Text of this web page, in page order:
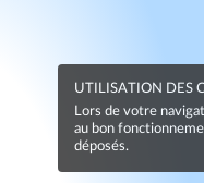
UTILISATION DES
Lors de votre
au bon
déposés.